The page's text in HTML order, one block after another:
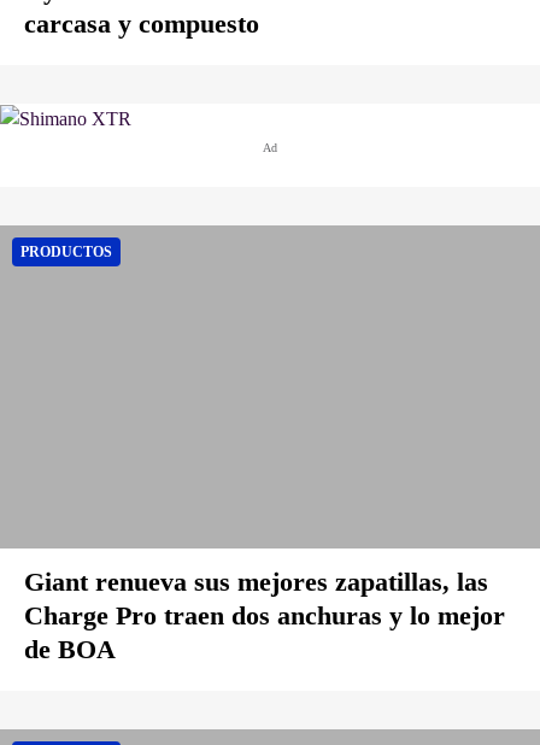
carcasa y compuesto
Ad
PRODUCTOS
Giant renueva sus mejores zapatillas, las
Charge Pro traen dos anchuras y lo mejor
de BOA